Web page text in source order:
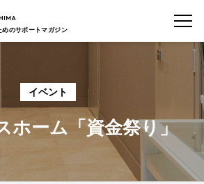
めのサポートマガジン
イベント
ホーム「資金祭り」